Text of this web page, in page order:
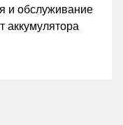
и обслуживание
аккумулятора